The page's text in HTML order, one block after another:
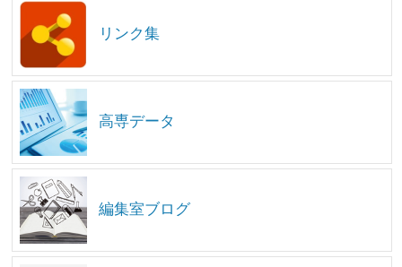
リンク集
高専データ
編集室ブログ